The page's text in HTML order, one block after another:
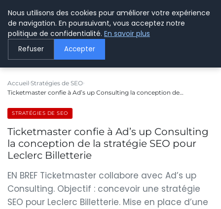
LE WEBMARKETING
Accueil Stratégies de SEO
Ticketmaster confie à Ad’s up Consulting la conception de…
STRATÉGIES DE SEO
Ticketmaster confie à Ad’s up Consulting
la conception de la stratégie SEO pour
Leclerc Billetterie
EN BREF Ticketmaster collabore avec Ad’s up
Consulting. Objectif : concevoir une stratégie
SEO pour Leclerc Billetterie. Mise en place d’une
Nous utilisons des cookies pour améliorer votre expérience
de navigation. En poursuivant, vous acceptez notre
politique de confidentialité. En savoir plus
Refuser Accepter